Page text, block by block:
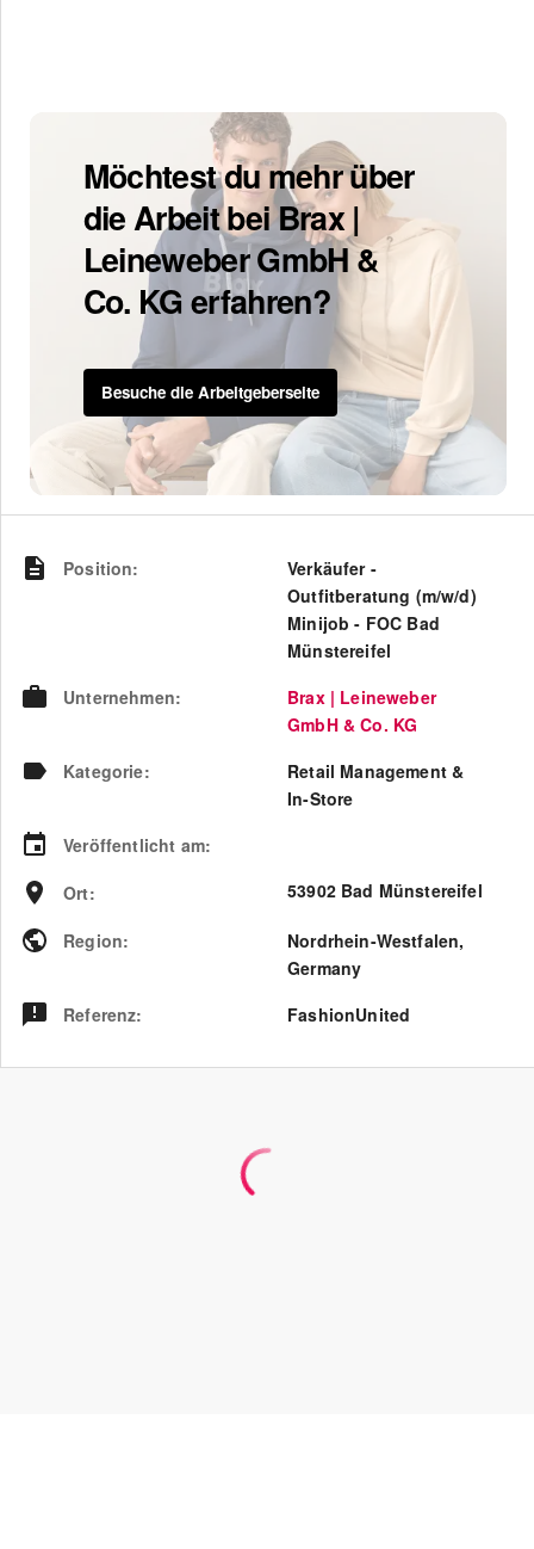
Möchtest du mehr über
die Arbeit bei Brax |
Leineweber GmbH &
Co. KG erfahren?
Besuche die Arbeitgeberseite
Position:
Verkäufer -
Outfitberatung (m/w/d)
Minijob - FOC Bad
Münstereifel
Unternehmen:
Brax | Leineweber
GmbH & Co. KG
Kategorie:
Retail Management &
In-Store
Veröffentlicht am:
Ort: 53902 Bad Münstereifel
Region: Nordrhein-Westfalen,
Germany
Referenz: FashionUnited